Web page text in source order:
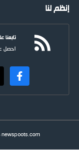
إنظم لنا
تابعنا
احصل
newspoots.com • جميع الحقوق © محفوظة لموقع